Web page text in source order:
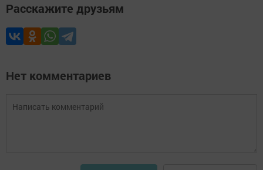
Расскажите друзьям
Нет комментариев